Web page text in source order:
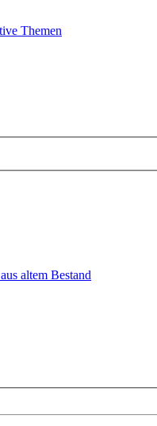
Themen
altem Bestand